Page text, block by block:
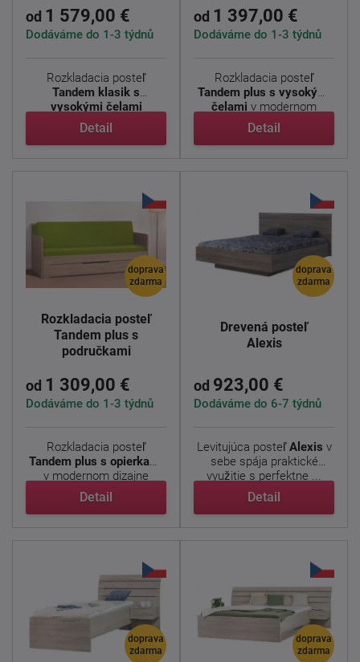
od 1 579,00 €
Dodáváme do 1-3 týdnů
Rozkladacia posteľ
Tandem klasik s
vysokými čelami
(predtým Sára) - ...
Detail
od 1 397,00 €
Dodáváme do 1-3 týdnů
Rozkladacia posteľ
Tandem plus s vysokými
čelami v modernom
dizajne ...
Detail
doprava
zdarma
Rozkladacia posteľ
Tandem plus s
područkami
od 1 309,00 €
Dodáváme do 1-3 týdnů
Rozkladacia posteľ
Tandem plus s opierkami
v modernom dizajne
ponúka ...
Detail
doprava
zdarma
Drevená posteľ
Alexis
od 923,00 €
Dodáváme do 6-7 týdnů
Levitujúca posteľAlexis v
sebe spája praktické
využitie s perfektne ...
Detail
doprava
zdarma
doprava
zdarma